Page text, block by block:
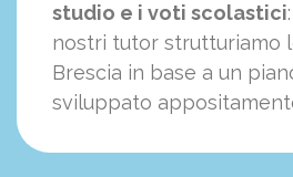
studio e i voti scolastici
nostri tutor strutturiamo
Brescia in base a un
sviluppato